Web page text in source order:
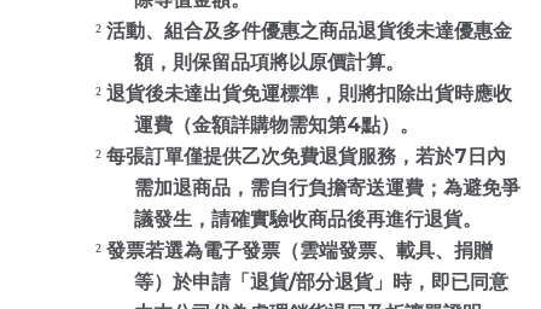
² 活動、組合及多件優惠之商品退貨後未達優惠金
額，則保留品項將以原價計算。
² 退貨後未達出貨免運標準，則將扣除出貨時應收
運費（金額詳購物需知第4點）。
² 每張訂單僅提供乙次免費退貨服務，若於7 日內
需加退商品，需自行負擔寄送運費；為避免爭
議發生，請確實驗收商品後再進行退貨。
² 發票若選為電子發票（雲端發票、載具、捐贈
等）於申請「退貨/部分退貨」時，即已同意